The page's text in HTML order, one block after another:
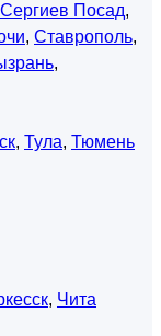
Сергиев Посад,
, Ставрополь,
,
, Тула, Тюмень
, Чита